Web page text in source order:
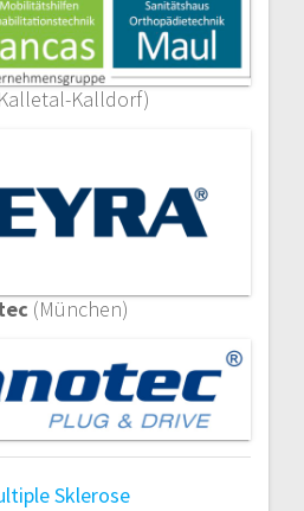
Kalldorf)
(München)
Sklerose